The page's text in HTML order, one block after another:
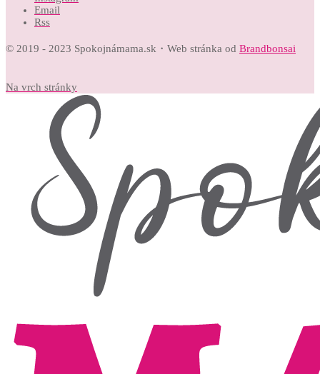
Email
Rss
© 2019 - 2023 Spokojnámama.sk・Web stránka od Brandbonsai
Na vrch stránky